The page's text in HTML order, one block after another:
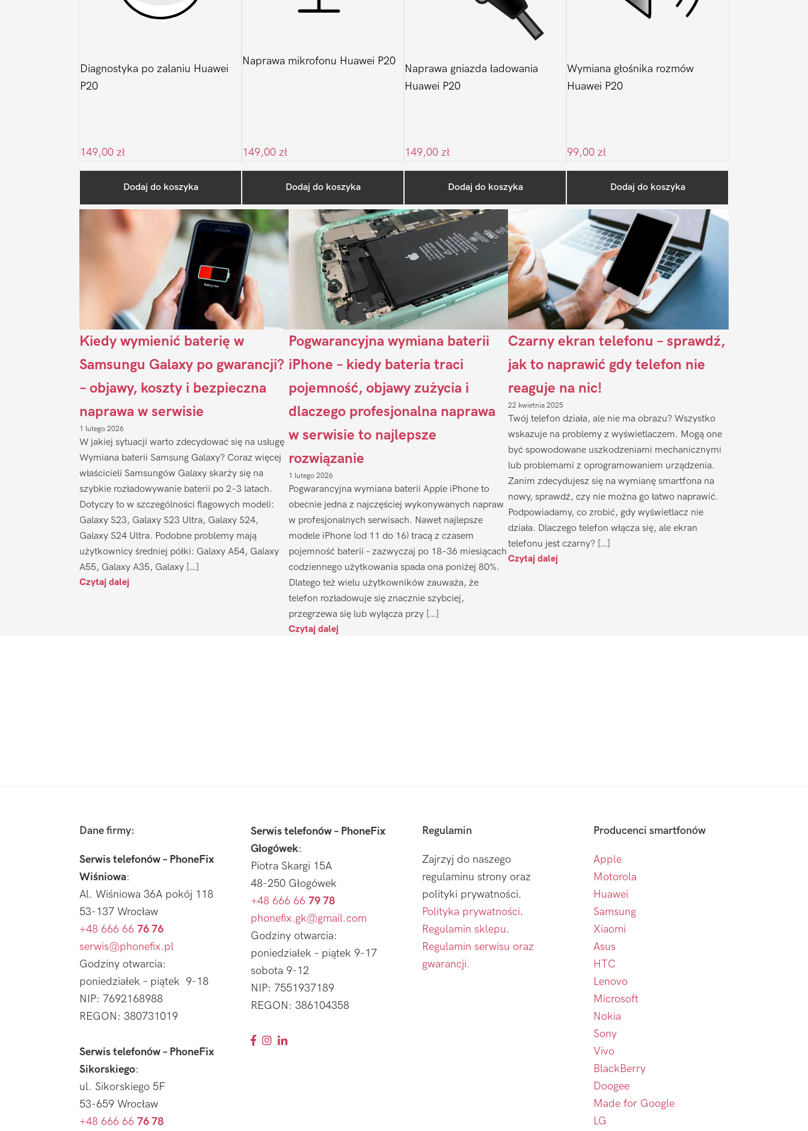
Diagnostyka po zalaniu Huawei
P20
149,00 zł
Dodaj do koszyka
Naprawa mikrofonu Huawei P20
149,00 zł
Dodaj do koszyka
Naprawa gniazda ładowania
Huawei P20
149,00 zł
Dodaj do koszyka
Wymiana głośnika rozmów
Huawei P20
99,00 zł
Dodaj do koszyka
Sidebar
Ostatnio na blogu
Kiedy wymienić baterię w
Samsungu Galaxy po gwarancji?
– objawy, koszty i bezpieczna
naprawa w serwisie
1 lutego 2026
W jakiej sytuacji warto zdecydować się na usługę
Wymiana baterii Samsung Galaxy? Coraz więcej
właścicieli Samsungów Galaxy skarży się na
szybkie rozładowywanie baterii po 2–3 latach.
Dotyczy to w szczególności flagowych modeli:
Galaxy S23, Galaxy S23 Ultra, Galaxy S24,
Galaxy S24 Ultra. Podobne problemy mają
użytkownicy średniej półki: Galaxy A54, Galaxy
A55, Galaxy A35, Galaxy […]
Czytaj dalej
Pogwarancyjna wymiana baterii
iPhone – kiedy bateria traci
pojemność, objawy zużycia i
dlaczego profesjonalna naprawa
w serwisie to najlepsze
rozwiązanie
1 lutego 2026
Pogwarancyjna wymiana baterii Apple iPhone to
obecnie jedna z najczęściej wykonywanych napraw
w profesjonalnych serwisach. Nawet najlepsze
modele iPhone (od 11 do 16) tracą z czasem
pojemność baterii – zazwyczaj po 18–36 miesiącach
codziennego użytkowania spada ona poniżej 80%.
Dlatego też wielu użytkowników zauważa, że
telefon rozładowuje się znacznie szybciej,
przegrzewa się lub wyłącza przy […]
Czytaj dalej
Czarny ekran telefonu – sprawdź,
jak to naprawić gdy telefon nie
reaguje na nic!
22 kwietnia 2025
Twój telefon działa, ale nie ma obrazu? Wszystko
wskazuje na problemy z wyświetlaczem. Mogą one
być spowodowane uszkodzeniami mechanicznymi
lub problemami z oprogramowaniem urządzenia.
Zanim zdecydujesz się na wymianę smartfona na
nowy, sprawdź, czy nie można go łatwo naprawić.
Podpowiadamy, co zrobić, gdy wyświetlacz nie
działa. Dlaczego telefon włącza się, ale ekran
telefonu jest czarny? […]
Czytaj dalej
Dane firmy:
Serwis telefonów – PhoneFix
Wiśniowa:
Al. Wiśniowa 36A pokój 118
53-137 Wrocław
+48 666 66 76 76
serwis@phonefix.pl
Godziny otwarcia:
poniedziałek – piątek 9-18
NIP: 7692168988
REGON: 380731019
Serwis telefonów – PhoneFix
Sikorskiego:
ul. Sikorskiego 5F
53-659 Wrocław
+48 666 66 76 78
Serwis telefonów – PhoneFix
Głogówek:
Piotra Skargi 15A
48-250 Głogówek
+48 666 66 79 78
phonefix.gk@gmail.com
Godziny otwarcia:
poniedziałek – piątek 9-17
sobota 9-12
NIP: 7551937189
REGON: 386104358
Regulamin
Zajrzyj do naszego
regulaminu strony oraz
polityki prywatności.
Polityka prywatności.
Regulamin sklepu.
Regulamin serwisu oraz
gwarancji.
Producenci smartfonów
Apple
Motorola
Huawei
Samsung
Xiaomi
Asus
HTC
Lenovo
Microsoft
Nokia
Sony
Vivo
BlackBerry
Doogee
Made for Google
LG